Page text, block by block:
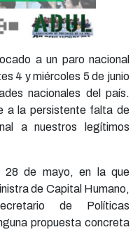
a un paro nacional
4 y miércoles 5 de junio
nacionales del país.
a la persistente falta de
a nuestros legítimos
28 de mayo, en la que
de Capital Humano,
de Políticas
propuesta concreta